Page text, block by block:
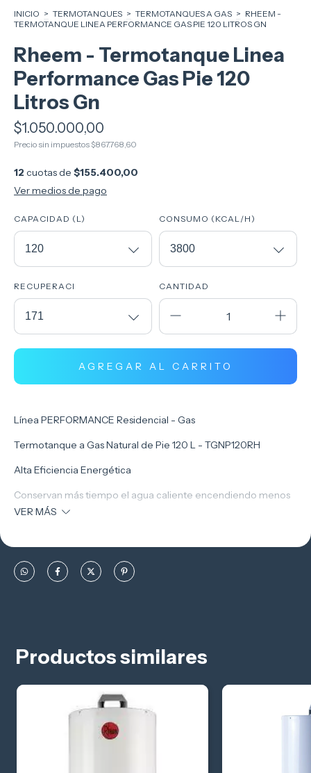
INICIO > TERMOTANQUES > TERMOTANQUES A GAS > RHEEM -
TERMOTANQUE LINEA PERFORMANCE GAS PIE 120 LITROS GN
Rheem - Termotanque Linea
Performance Gas Pie 120
Litros Gn
$1.050.000,00
Precio sin impuestos $867.768,60
12 cuotas de $155.400,00
Ver medios de pago
CAPACIDAD (L) CONSUMO (KCAL/H)
RECUPERACI CANTIDAD
Línea PERFORMANCE Residencial - Gas
Termotanque a Gas Natural de Pie 120 L - TGNP120RH
Alta Eficiencia Energética
Conservan más tiempo el agua caliente encendiendo menos
veces
Doble Aislación de Poliuretano
Esmalte Porcelanizado Bi-Capa
VER MÁS
Productos similares